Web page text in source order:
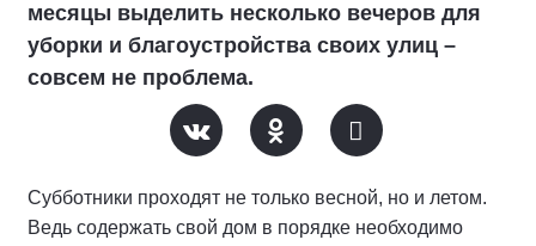
месяцы выделить несколько вечеров для
уборки и благоустройства своих улиц –
совсем не проблема.
Субботники проходят не только весной, но и летом.
Ведь содержать свой дом в порядке необходимо